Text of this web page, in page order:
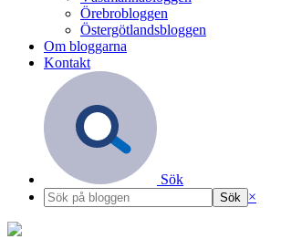
Örebrobloggen
Östergötlandsbloggen
Om bloggarna
Kontakt
Sök
×